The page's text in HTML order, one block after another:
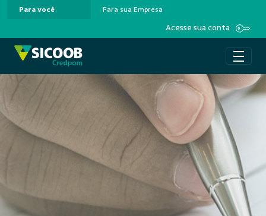
Pular para o Conteúdo principal
Para você Para sua Empresa
Acesse sua conta